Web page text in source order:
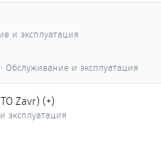
и эксплуатация
Обслуживание и эксплуатация
Zavr) (+)
эксплуатация